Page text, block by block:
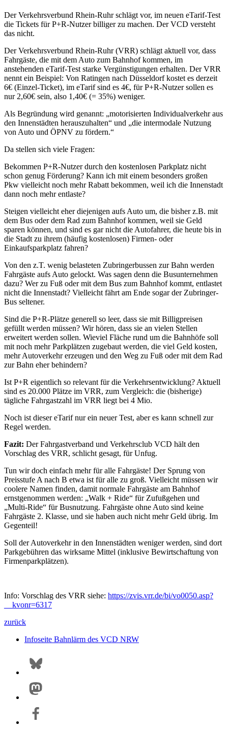
Der Verkehrsverbund Rhein-Ruhr schlägt vor, im neuen eTarif-Test
die Tickets für P+R-Nutzer billiger zu machen. Der VCD versteht
das nicht.
Der Verkehrsverbund Rhein-Ruhr (VRR) schlägt aktuell vor, dass
Fahrgäste, die mit dem Auto zum Bahnhof kommen, im
anstehenden eTarif-Test starke Vergünstigungen erhalten. Der VRR
nennt ein Beispiel: Von Ratingen nach Düsseldorf kostet es derzeit
6€ (Einzel-Ticket), im eTarif sind es 4€, für P+R-Nutzer sollen es
nur 2,60€ sein, also 1,40€ (= 35%) weniger.
Als Begründung wird genannt: „motorisierten Individualverkehr aus
den Innenstädten herauszuhalten“ und „die intermodale Nutzung
von Auto und ÖPNV zu fördern.“
Da stellen sich viele Fragen:
Bekommen P+R-Nutzer durch den kostenlosen Parkplatz nicht
schon genug Förderung? Kann ich mit einem besonders großen
Pkw vielleicht noch mehr Rabatt bekommen, weil ich die Innenstadt
dann noch mehr entlaste?
Steigen vielleicht eher diejenigen aufs Auto um, die bisher z.B. mit
dem Bus oder dem Rad zum Bahnhof kommen, weil sie Geld
sparen können, und sind es gar nicht die Autofahrer, die heute bis in
die Stadt zu ihrem (häufig kostenlosen) Firmen- oder
Einkaufsparkplatz fahren?
Von den z.T. wenig belasteten Zubringerbussen zur Bahn werden
Fahrgäste aufs Auto gelockt. Was sagen denn die Busunternehmen
dazu? Wer zu Fuß oder mit dem Bus zum Bahnhof kommt, entlastet
nicht die Innenstadt? Vielleicht fährt am Ende sogar der Zubringer-
Bus seltener.
Sind die P+R-Plätze generell so leer, dass sie mit Billigpreisen
gefüllt werden müssen? Wir hören, dass sie an vielen Stellen
erweitert werden sollen. Wieviel Fläche rund um die Bahnhöfe soll
mit noch mehr Parkplätzen zugebaut werden, die viel Geld kosten,
mehr Autoverkehr erzeugen und den Weg zu Fuß oder mit dem Rad
zur Bahn eher behindern?
Ist P+R eigentlich so relevant für die Verkehrsentwicklung? Aktuell
sind es 20.000 Plätze im VRR, zum Vergleich: die (bisherige)
tägliche Fahrgastzahl im VRR liegt bei 4 Mio.
Noch ist dieser eTarif nur ein neuer Test, aber es kann schnell zur
Regel werden.
Fazit: Der Fahrgastverband und Verkehrsclub VCD hält den
Vorschlag des VRR, schlicht gesagt, für Unfug.
Tun wir doch einfach mehr für alle Fahrgäste! Der Sprung von
Preisstufe A nach B etwa ist für alle zu groß. Vielleicht müssen wir
coolere Namen finden, damit normale Fahrgäste am Bahnhof
ernstgenommen werden: „Walk + Ride“ für Zufußgehen und
„Multi-Ride“ für Busnutzung. Fahrgäste ohne Auto sind keine
Fahrgäste 2. Klasse, und sie haben auch nicht mehr Geld übrig. Im
Gegenteil!
Soll der Autoverkehr in den Innenstädten weniger werden, sind dort
Parkgebühren das wirksame Mittel (inklusive Bewirtschaftung von
Firmenparkplätzen).
Info: Vorschlag des VRR siehe: https://zvis.vrr.de/bi/vo0050.asp?
__kvonr=6317
zurück
Infoseite Bahnlärm des VCD NRW